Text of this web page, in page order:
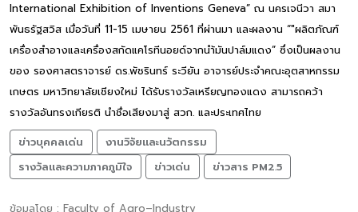
International Exhibition of Inventions Geneva” ณ นครเจนีวา สมา
พันธรัฐสวิส เมื่อวันที่ 11-15 เมษายน 2561 ที่ผ่านมา และผลงาน “"ผลิตภัณฑ์
เครื่องสำอางและเครื่องสกัดแคโรทีนอยด์จากนำ้มันปาล์มแดง” ซึ่งเป็นผลงาน
ของ รองศาสตราจารย์ ดร.พัชรินทร์ ระวียัน อาจารย์ประจำคณะอุตสาหกรรม
เกษตร มหาวิทยาลัยเชียงใหม่ ได้รับรางวัลเหรียญทองแดง สามารถคว้า
รางวัลอันทรงเกียรติ นำชื่อเสียงมาสู่ สวก. และประเทศไทย
ข่าวบุคคลเด่น
งานวิจัยและนวัตกรรม
รางวัลและความภาคภูมิใจ
ข่าวเด่น ข่าวสาร PM2.5
ข้อมูลโดย : Faculty of Agro–Industry